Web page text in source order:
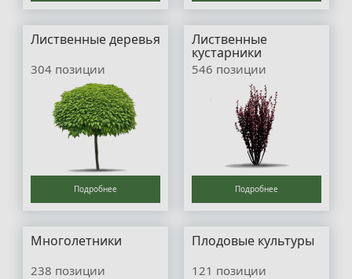
Лиственные деревья
304 позиции
Подробнее
Лиственные
кустарники
546 позиции
Подробнее
Многолетники
238 позиции
Плодовые культуры
121 позиции